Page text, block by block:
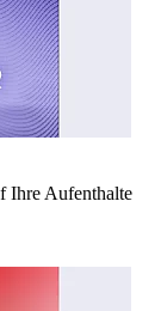
Ihre Aufenthalte